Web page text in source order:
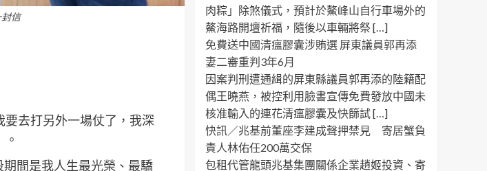
信
去打另外一場仗了，我深
。​​
間是我人生最光榮、最驕
肉粽」除煞儀式，預計於鰲峰山自行車場外的
鰲海路開壇祈福，隨後以車輛將祭 […]
免費送中國清瘟膠囊涉賄選 屏東議員郭再添
妻二審重判3年6月
因案判刑遭通緝的屏東縣議員郭再添的陸籍配
偶王曉燕，被控利用臉書宣傳免費發放中國未
核准輸入的連花清瘟膠囊及快篩試 […]
快訊／兆基前董座李建成聲押禁見 寄居蟹負
責人林佑任200萬交保
包租代管龍頭兆基集團關係企業趙姬投資、寄